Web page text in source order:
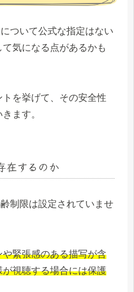
ついて公式な指定はない
気になる点があるかも
を挙げて、その安全性
ます。
在するのか
制限は設定されていませ
緊張感のある描写が含
視聴する場合には保護